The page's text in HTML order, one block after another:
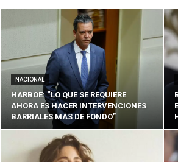
Nación
NACIONAL
HARBOE: “LO QUE SE REQUIERE
AHORA ES HACER INTERVENCIONES
BARRIALES MÁS DE FONDO”